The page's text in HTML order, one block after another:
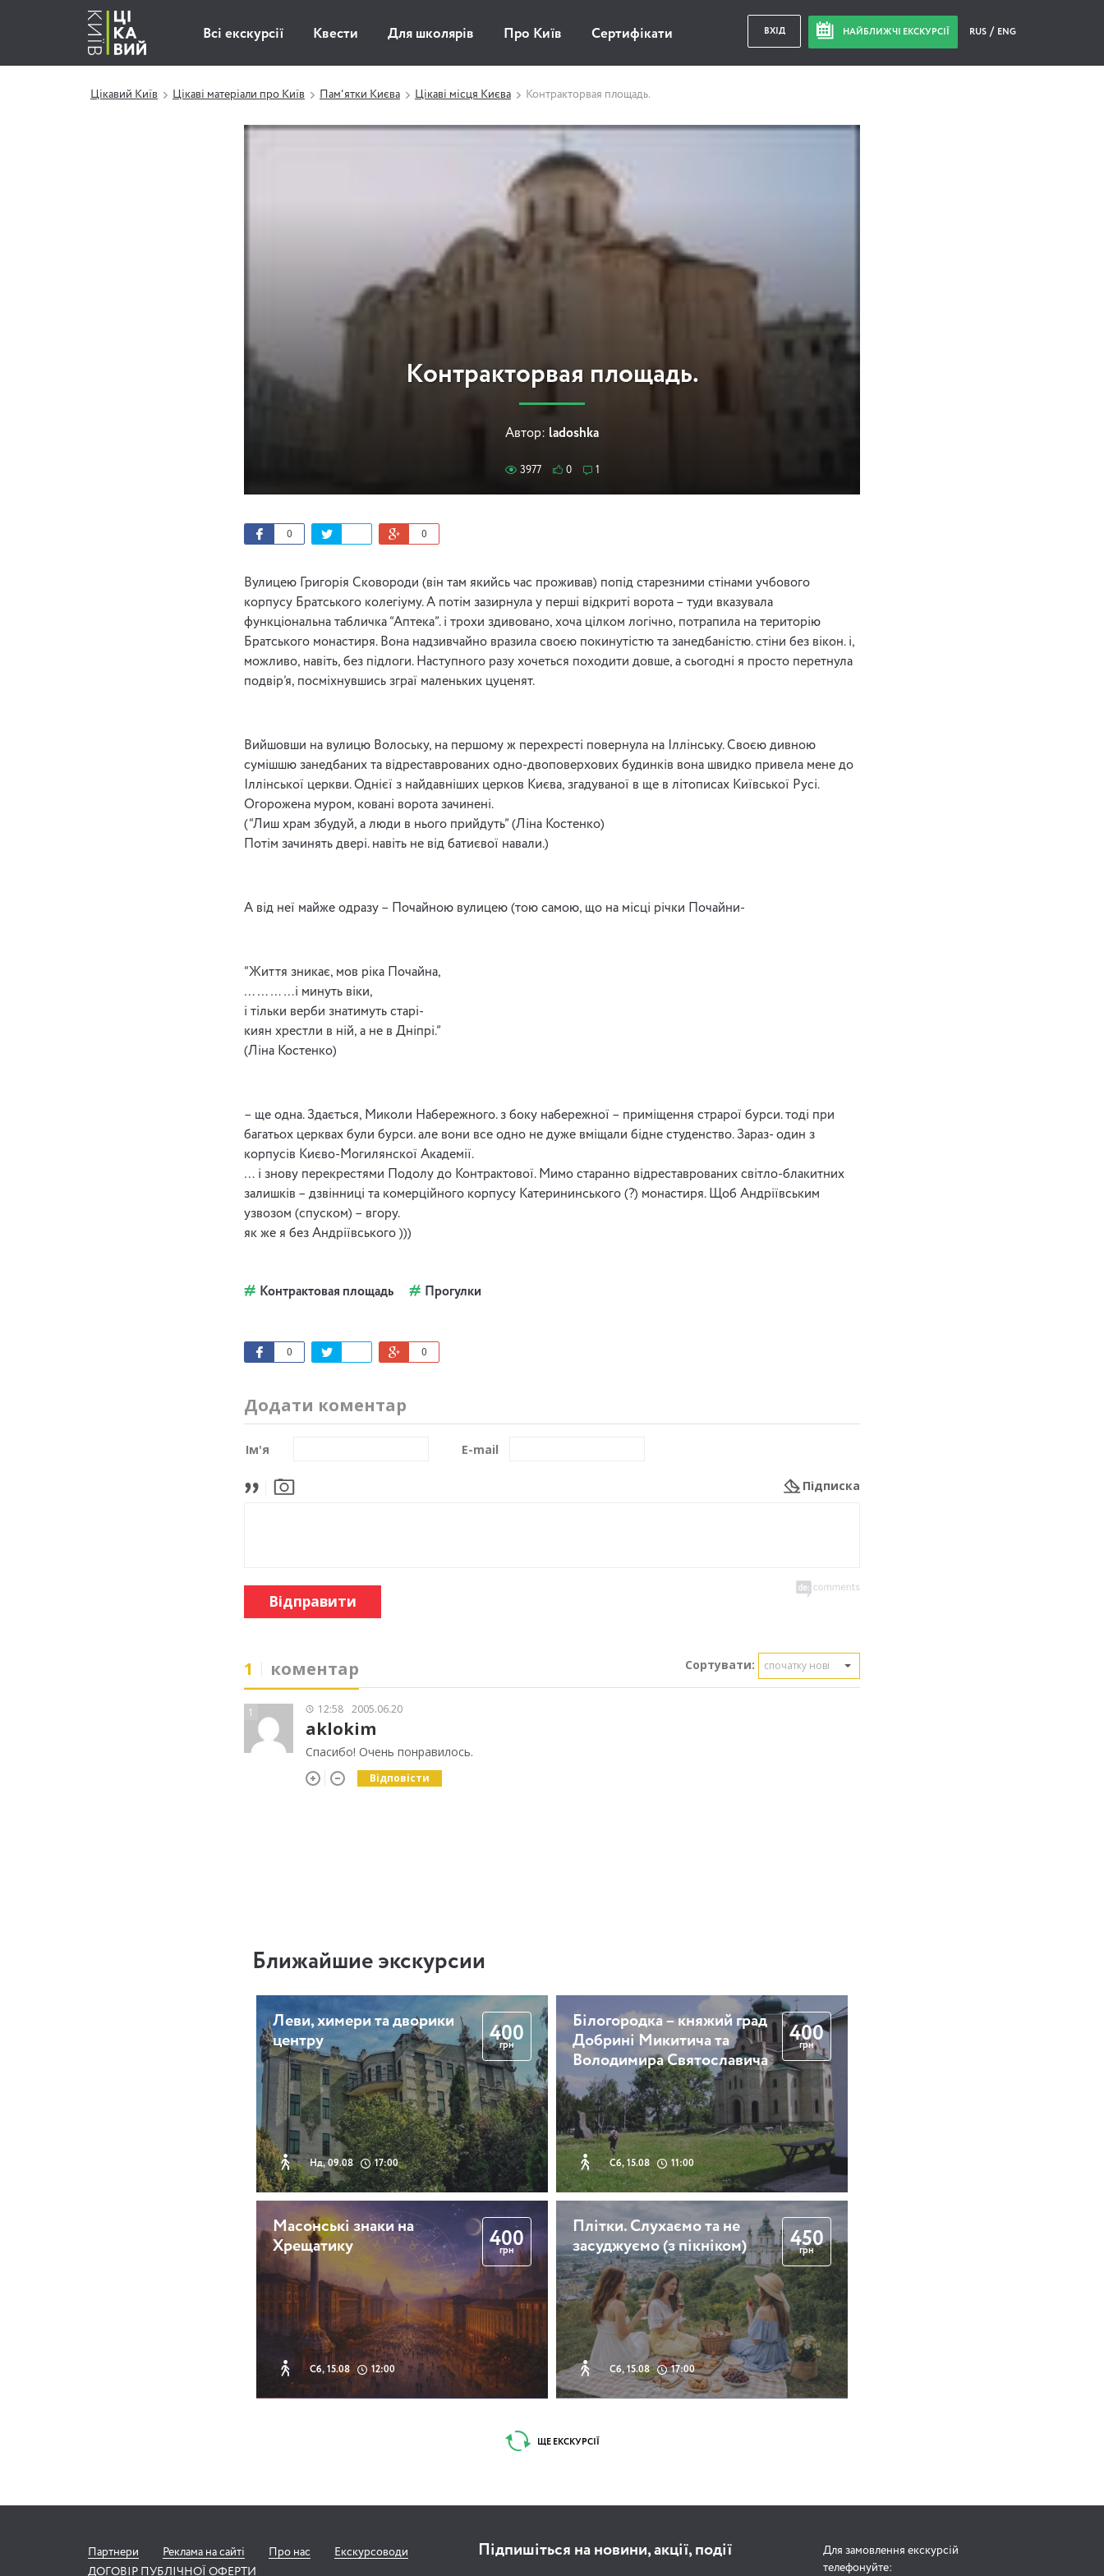
Всі екскурсії Квести Для школярів Про Київ Сертифікати ВХІД НАЙБЛИЖЧІ ЕКСКУРСІЇ RUS ENG
Цікавий Київ Цікаві матеріали про Київ Пам'ятки Києва Цікаві місця Києва Контракторвая площадь.
Контракторвая площадь.
Автор: ladoshka
3977 0 1
0 0
Вулицею Григорія Сковороди (він там якийсь час проживав) попід старезними стінами учбового
корпусу Братського колегіуму. А потім зазирнула у перші відкриті ворота – туди вказувала
функціональна табличка “Аптека”. і трохи здивовано, хоча цілком логічно, потрапила на територію
Братського монастиря. Вона надзивчайно вразила своєю покинутістю та занедбаністю. стіни без вікон. і,
можливо, навіть, без підлоги. Наступного разу хочеться походити довше, а сьогодні я просто перетнула
подвір’я, посміхнувшись зграї маленьких цуценят.
Вийшовши на вулицю Волоську, на першому ж перехресті повернула на Іллінську. Своєю дивною
сумішшю занедбаних та відреставрованих одно-двоповерхових будинків вона швидко привела мене до
Іллінської церкви. Однієї з найдавніших церков Києва, згадуваної в ще в літописах Київської Русі.
Огорожена муром, ковані ворота зачинені.
(“Лиш храм збудуй, а люди в нього прийдуть” (Ліна Костенко)
Потім зачинять двері. навіть не від батиєвої навали.)
А від неї майже одразу – Почайною вулицею (тою самою, що на місці річки Почайни-
“Життя зникає, мов ріка Почайна,
…………і минуть віки,
і тільки верби знатимуть старі-
киян хрестли в ній, а не в Дніпрі.”
(Ліна Костенко)
– ще одна. Здається, Миколи Набережного. з боку набережної – приміщення страрої бурси. тоді при
багатьох церквах були бурси. але вони все одно не дуже вміщали бідне студенство. Зараз- один з
корпусів Києво-Могилянскої Академії.
… і знову перекрестями Подолу до Контрактової. Мимо старанно відреставрованих світло-блакитних
залишків – дзвінниці та комерційного корпусу Катерининського (?) монастиря. Щоб Андріївським
узвозом (спуском) – вгору.
як же я без Андріївського )))
Контрактовая площадь Прогулки
0 0
Додати коментар
Ім'я E-mail
Підписка
Відправити
1 коментар Сортувати: спочатку нові
1 12:58 2005.06.20
aklokim
Спасибо! Очень понравилось.
Відповісти
Ближайшие экскурсии
Леви, химери та дворики
центру
Нд, 09.08 17:00
400
грн
Білогородка – княжий град
Добрині Микитича та
Володимира Святославича
Сб, 15.08 11:00
400
грн
Масонські знаки на
Хрещатику
Сб, 15.08 12:00
400
грн
Плітки. Слухаємо та не
засуджуємо (з пікніком)
Сб, 15.08 17:00
450
грн
ЩЕ ЕКСКУРСІЇ
Партнери Реклама на сайті Про нас
Екскурсоводи
ДОГОВІР ПУБЛІЧНОЇ ОФЕРТИ
Підпишіться на новини, акції, події
Для замовлення екскурсій
телефонуйте: